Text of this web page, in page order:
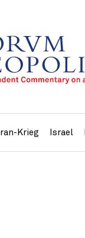
Iran-Krieg Israel